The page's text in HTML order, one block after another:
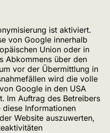
ist aktiviert.
von Google innerhalb
Union oder in
Abkommens über den
vor der Übermittlung in
wird die volle
Google in den USA
Im Auftrag des Betreibers
Informationen
Website auszuwerten,